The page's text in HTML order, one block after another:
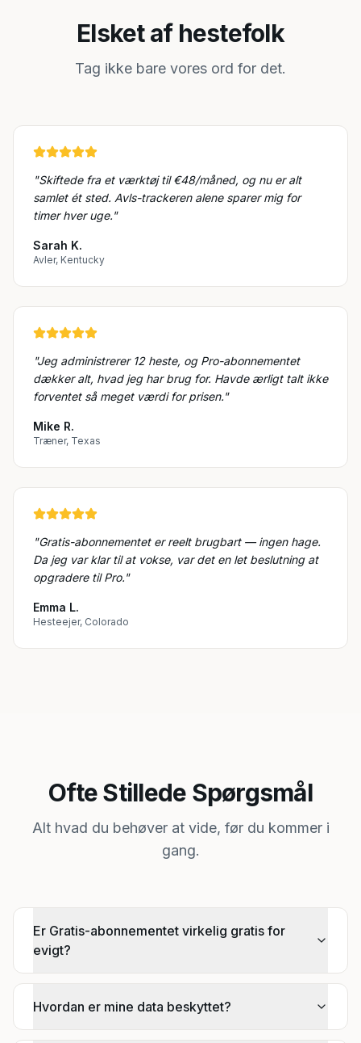
Elsket af hestefolk
Tag ikke bare vores ord for det.
"Skiftede fra et værktøj til €48/måned, og nu er alt
samlet ét sted. Avls-trackeren alene sparer mig for
timer hver uge."
Sarah K.
Avler, Kentucky
"Jeg administrerer 12 heste, og Pro-abonnementet
dækker alt, hvad jeg har brug for. Havde ærligt talt ikke
forventet så meget værdi for prisen."
Mike R.
Træner, Texas
"Gratis-abonnementet er reelt brugbart — ingen hage.
Da jeg var klar til at vokse, var det en let beslutning at
opgradere til Pro."
Emma L.
Hesteejer, Colorado
Ofte Stillede Spørgsmål
Alt hvad du behøver at vide, før du kommer i
gang.
Er Gratis-abonnementet virkelig gratis for
evigt?
Hvordan er mine data beskyttet?